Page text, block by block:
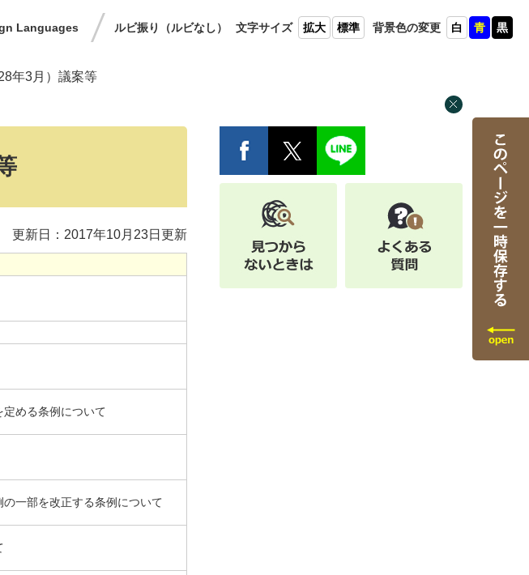
Languages ルビ振り （ルビなし） 文字サイズ 拡大 標準 背景色の変更 白 青 黒
年3月）議案等
更新日：2017年10月23日更新
める条例について
一部を改正する条例について